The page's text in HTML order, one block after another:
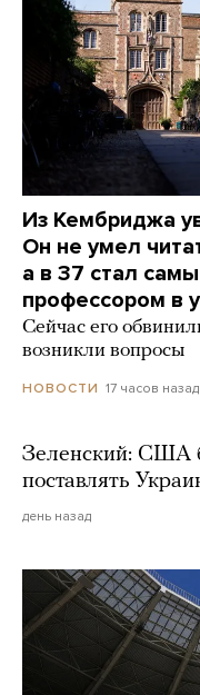
Из Кембриджа
Он не умел
а в 37 стал
профессором в
Сейчас его
возникли вопросы
НОВОСТИ 17 часов назад
Зеленский: США
поставлять
день назад